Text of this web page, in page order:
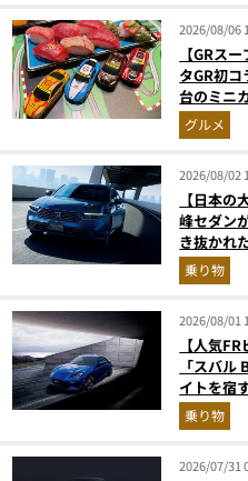
2026/08/06
【GRス
タGR初
台のミニ
奮間違いな
グルメ
2026/08/02
【日本
峰セダン
き抜かれ
乗り物
2026/08/01
【人気
「スバ
イトを宿
乗り物
2026/07/31